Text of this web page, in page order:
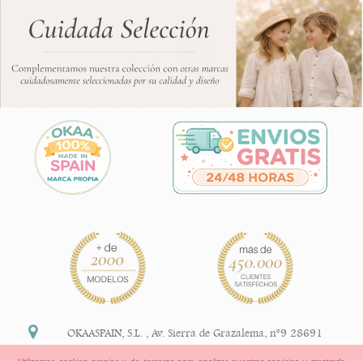
OKAASPAIN, S.L. ,Av. Sierra de Grazalema, nº9 28691